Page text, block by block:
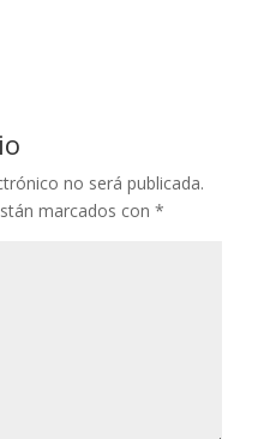
no será publicada.
marcados con *